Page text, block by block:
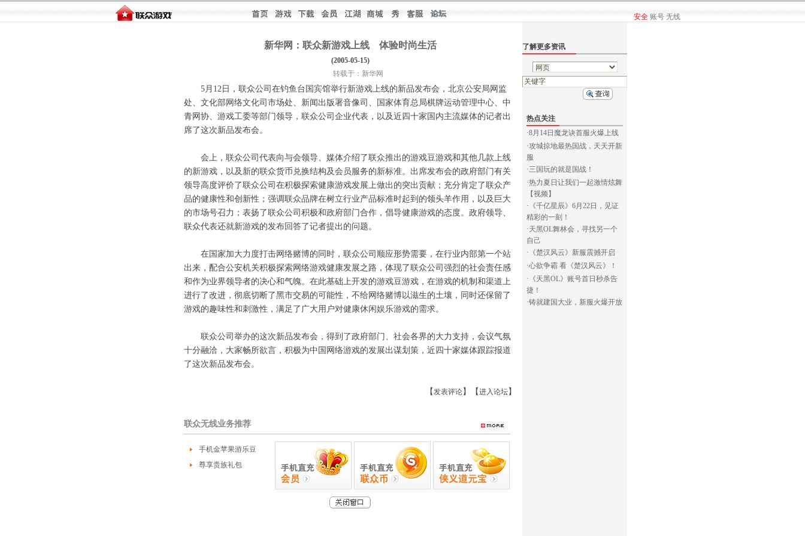
安全 账号 无线
新华网：联众新游戏上线 体验时尚生活
(2005-05-15)
转载于：新华网
5月12日，联众公司在钓鱼台国宾馆举行新游戏上线的新品发布会，北京公安局网监
处、文化部网络文化司市场处、新闻出版署音像司、国家体育总局棋牌运动管理中心、中
青网协、游戏工委等部门领导，联众公司企业代表，以及近四十家国内主流媒体的记者出
席了这次新品发布会。
会上，联众公司代表向与会领导、媒体介绍了联众推出的游戏豆游戏和其他几款上线
的新游戏，以及新的联众货币兑换结构及会员服务的新标准。出席发布会的政府部门有关
领导高度评价了联众公司在积极探索健康游戏发展上做出的突出贡献；充分肯定了联众产
品的健康性和创新性；强调联众品牌在树立行业产品标准时起到的领头羊作用，以及巨大
的市场号召力；表扬了联众公司积极和政府部门合作，倡导健康游戏的态度。政府领导、
联众代表还就新游戏的发布回答了记者提出的问题。
在国家加大力度打击网络赌博的同时，联众公司顺应形势需要，在行业内部第一个站
出来，配合公安机关积极探索网络游戏健康发展之路，体现了联众公司强烈的社会责任感
和作为业界领导者的决心和气魄。在此基础上开发的游戏豆游戏，在游戏的机制和渠道上
进行了改进，彻底切断了黑市交易的可能性，不给网络赌博以滋生的土壤，同时还保留了
游戏的趣味性和刺激性，满足了广大用户对健康休闲娱乐游戏的需求。
联众公司举办的这次新品发布会，得到了政府部门、社会各界的大力支持，会议气氛
十分融洽，大家畅所欲言，积极为中国网络游戏的发展出谋划策，近四十家媒体跟踪报道
了这次新品发布会。
【发表评论】【进入论坛】
联众无线业务推荐
手机金苹果游乐豆
尊享贵族礼包
了解更多资讯
热点关注
·8月14日魔龙诀首服火爆上线
·攻城掠地最热国战，天天开新
服
·三国玩的就是国战！
·热力夏日让我们一起激情炫舞
【视频】
· 《千亿星辰》6月22日，见证
精彩的一刻！
·天黑OL舞林会，寻找另一个
自己
· 《楚汉风云》新服震撼开启
·心欲争霸 看《楚汉风云》！
· 《天黑OL》账号首日秒杀告
捷！
·铸就建国大业，新服火爆开放